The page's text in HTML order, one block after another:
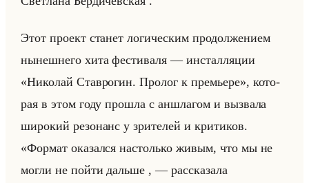
Этот про­ект ста­нет ло­ги­че­ским про­дол­же­ни­ем
ны­неш­не­го хита фе­сти­ва­ля — ин­стал­ля­ции
«Николай Ставрогин. Пролог к премьере», ко­то­
рая в этом году про­шла с ан­шла­гом и вы­зва­ла
ши­ро­кий ре­зо­нанс у зри­те­лей и кри­ти­ков.
«Формат оказался настолько живым, что мы не
могли не пойти дальше , — рассказала